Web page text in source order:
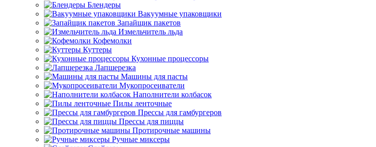
Блендеры
Вакуумные упаковщики
Запайщик пакетов
Измельчитель льда
Кофемолки
Куттеры
Кухонные процессоры
Лапшерезка
Машины для пасты
Мукопросеиватели
Наполнители колбасок
Пилы ленточные
Прессы для гамбургеров
Прессы для пиццы
Протирочные машины
Ручные миксеры